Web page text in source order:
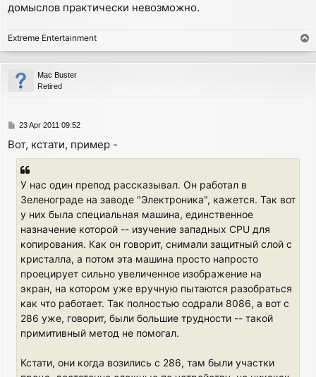
домыслов практически невозможно.
Extreme Entertainment
o
p
Mac Buster
Retired
P
s
t
23 Apr 2011 09:52
Вот, кстати, пример -
У нас один препод рассказывал. Он работал в
Зеленограде на заводе "Электроника", кажется. Так вот
у них была специальная машина, единственное
назначение которой -- изучение западных CPU для
копирования. Как он говорит, снимали защитный слой с
кристалла, а потом эта машина просто напросто
проецирует сильно увеличенное изображение на
экран, на котором уже вручную пытаются разобраться
как что работает. Так полностью содрали 8086, а вот с
286 уже, говорит, были большие трудности -- такой
примитивный метод не помогал.
Кстати, они когда возились с 286, там были участки